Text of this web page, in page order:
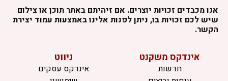
אנו מכבדים זכויות יוצרים. אם זיהיתם באתר תוכן או צילום
שיש לכם זכויות בו, ניתן לפנות אלינו באמצעות עמוד יצירת
הקשר.
אינדקס משקנט
חדשות
ניווט
אינדקס עסקים